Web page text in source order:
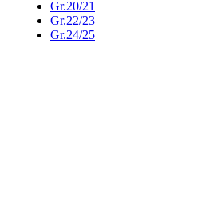
Gr.20/21
Gr.22/23
Gr.24/25